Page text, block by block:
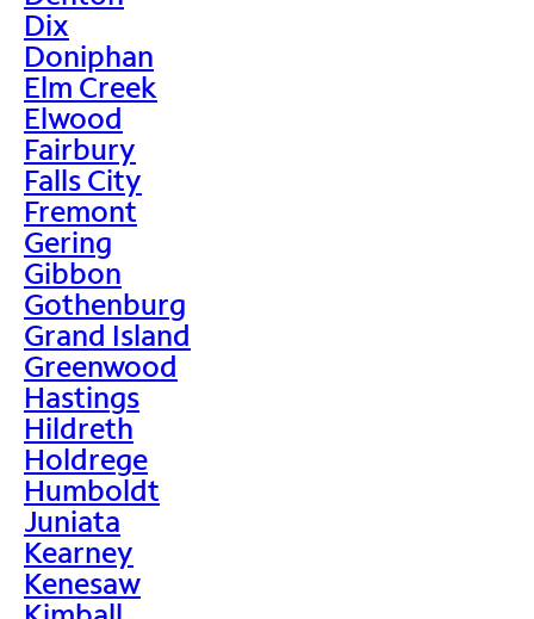
Dix
Doniphan
Elm Creek
Elwood
Fairbury
Falls City
Fremont
Gering
Gibbon
Gothenburg
Grand Island
Greenwood
Hastings
Hildreth
Holdrege
Humboldt
Juniata
Kearney
Kenesaw